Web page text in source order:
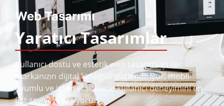
Web Tasarımı
Yaratıcı Tasarımlar
Kullanıcı dostu ve estetik web tasarımları ile
markanızın dijital kimliğini güçlendiriyor, mobil
uyumlu ve işlevsel sitelerle kullanıcı deneyimini en
üst seviyeye taşıyoruz.